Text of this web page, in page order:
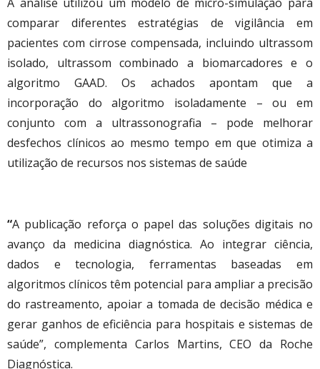
comparar diferentes estratégias de vigilância em
pacientes com cirrose compensada, incluindo ultrassom
isolado, ultrassom combinado a biomarcadores e o
algoritmo GAAD. Os achados apontam que a
incorporação do algoritmo isoladamente – ou em
conjunto com a ultrassonografia – pode melhorar
desfechos clínicos ao mesmo tempo em que otimiza a
utilização de recursos nos sistemas de saúde
“A publicação reforça o papel das soluções digitais no
avanço da medicina diagnóstica. Ao integrar ciência,
dados e tecnologia, ferramentas baseadas em
algoritmos clínicos têm potencial para ampliar a precisão
do rastreamento, apoiar a tomada de decisão médica e
gerar ganhos de eficiência para hospitais e sistemas de
saúde”, complementa Carlos Martins, CEO da Roche
Diagnóstica.